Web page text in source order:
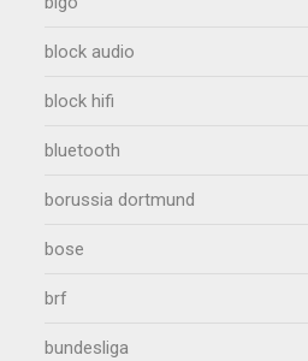
block audio
block hifi
bluetooth
borussia dortmund
bose
brf
bundesliga